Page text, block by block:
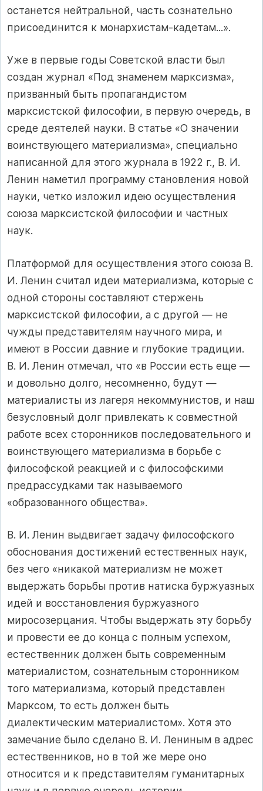
останется нейтральной, часть сознательно
присоединится к монархистам-кадетам...».
Уже в первые годы Советской власти был
создан журнал «Под знаменем марксизма»,
призванный быть пропагандистом
марксистской философии, в первую очередь, в
среде деятелей науки. В статье «О значении
воинствующего материализма», специально
написанной для этого журнала в 1922 г., В. И.
Ленин наметил программу становления новой
науки, четко изложил идею осуществления
союза марксистской философии и частных
наук.
Платформой для осуществления этого союза В.
И. Ленин считал идеи материализма, которые с
одной стороны составляют стержень
марксистской философии, а с другой — не
чужды представителям научного мира, и
имеют в России давние и глубокие традиции.
В. И. Ленин отмечал, что «в России есть еще —
и довольно долго, несомненно, будут —
материалисты из лагеря некоммунистов, и наш
безусловный долг привлекать к совместной
работе всех сторонников последовательного и
воинствующего материализма в борьбе с
философской реакцией и с философскими
предрассудками так называемого
«образованного общества».
В. И. Ленин выдвигает задачу философского
обоснования достижений естественных наук,
без чего «никакой материализм не может
выдержать борьбы против натиска буржуазных
идей и восстановления буржуазного
миросозерцания. Чтобы выдержать эту борьбу
и провести ее до конца с полным успехом,
естественник должен быть современным
материалистом, сознательным сторонником
того материализма, который представлен
Марксом, то есть должен быть
диалектическим материалистом». Хотя это
замечание было сделано В. И. Лениным в адрес
естественников, но в той же мере оно
относится и к представителям гуманитарных